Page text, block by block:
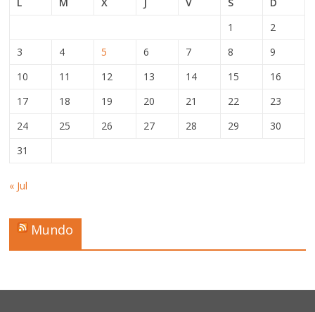
L
M X J V S
D
1
2
3
4 5 6 7 8
9
10
11 12 13 14 15
16
17
18 19 20 21 22
23
24
25 26 27 28 29
30
31
« Jul
Mundo